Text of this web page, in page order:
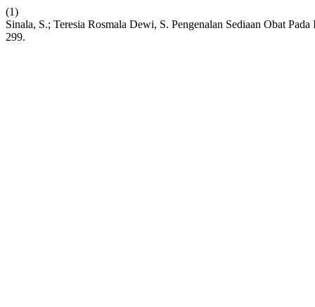
(1)
Sinala, S.; Teresia Rosmala Dewi, S. Pengenalan Sediaan Obat
299.